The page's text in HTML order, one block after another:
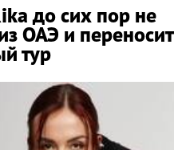
до сих пор не
ОАЭ и переносит
тур